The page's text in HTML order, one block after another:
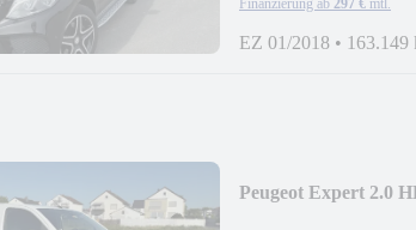
EZ 01/2018 • 163.149
Peugeot Expert 2.0